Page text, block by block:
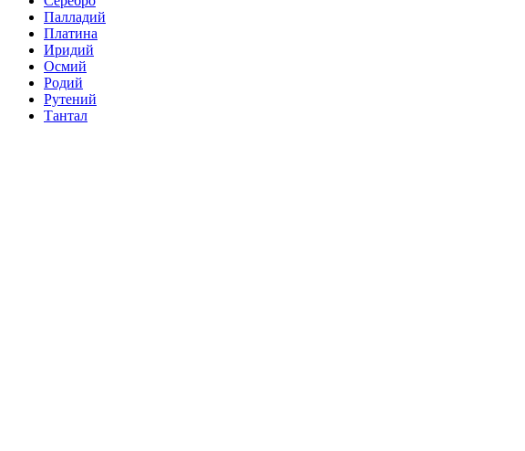
Палладий
Платина
Иридий
Осмий
Родий
Рутений
Тантал